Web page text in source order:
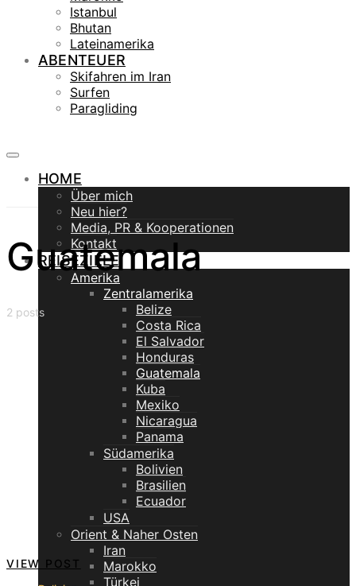
Istanbul
Bhutan
Lateinamerika
ABENTEUER
Skifahren im Iran
Surfen
Paragliding
HOME
Über mich
Neu hier?
Media, PR & Kooperationen
Kontakt
REISEZIELE
Amerika
Zentralamerika
Belize
Costa Rica
El Salvador
Honduras
Guatemala
Kuba
Mexiko
Nicaragua
Panama
Südamerika
Bolivien
Brasilien
Ecuador
USA
Orient & Naher Osten
Iran
Marokko
Türkei
Guatemala
2 posts
VIEW POST